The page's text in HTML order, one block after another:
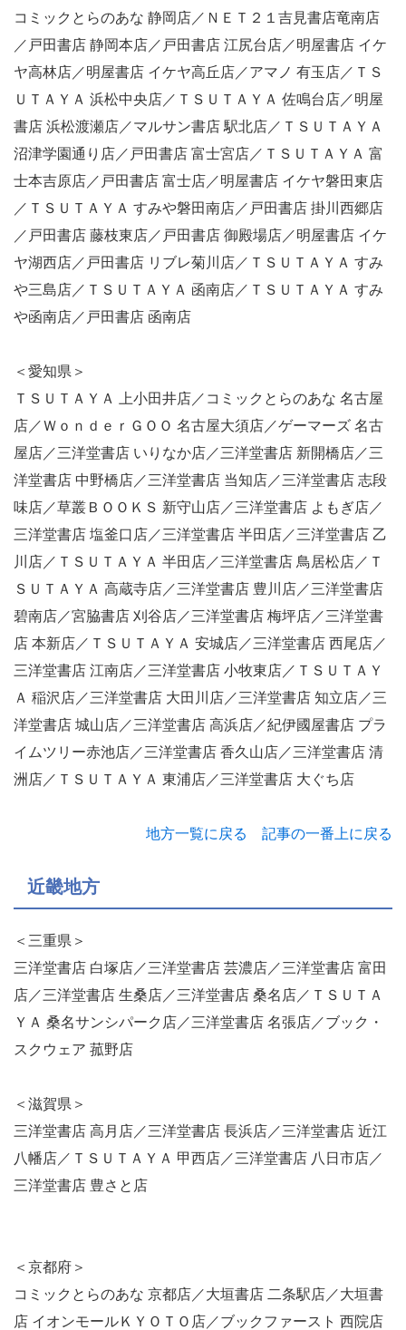
コミックとらのあな 静岡店／ＮＥＴ２１吉見書店竜南店
／戸田書店 静岡本店／戸田書店 江尻台店／明屋書店 イケ
ヤ高林店／明屋書店 イケヤ高丘店／アマノ 有玉店／ＴＳ
ＵＴＡＹＡ 浜松中央店／ＴＳＵＴＡＹＡ 佐鳴台店／明屋
書店 浜松渡瀬店／マルサン書店 駅北店／ＴＳＵＴＡＹＡ
沼津学園通り店／戸田書店 富士宮店／ＴＳＵＴＡＹＡ 富
士本吉原店／戸田書店 富士店／明屋書店 イケヤ磐田東店
／ＴＳＵＴＡＹＡ すみや磐田南店／戸田書店 掛川西郷店
／戸田書店 藤枝東店／戸田書店 御殿場店／明屋書店 イケ
ヤ湖西店／戸田書店 リブレ菊川店／ＴＳＵＴＡＹＡ すみ
や三島店／ＴＳＵＴＡＹＡ 函南店／ＴＳＵＴＡＹＡ すみ
や函南店／戸田書店 函南店
＜愛知県＞
ＴＳＵＴＡＹＡ 上小田井店／コミックとらのあな 名古屋
店／ＷｏｎｄｅｒＧＯＯ 名古屋大須店／ゲーマーズ 名古
屋店／三洋堂書店 いりなか店／三洋堂書店 新開橋店／三
洋堂書店 中野橋店／三洋堂書店 当知店／三洋堂書店 志段
味店／草叢ＢＯＯＫＳ 新守山店／三洋堂書店 よもぎ店／
三洋堂書店 塩釜口店／三洋堂書店 半田店／三洋堂書店 乙
川店／ＴＳＵＴＡＹＡ 半田店／三洋堂書店 鳥居松店／Ｔ
ＳＵＴＡＹＡ 高蔵寺店／三洋堂書店 豊川店／三洋堂書店
碧南店／宮脇書店 刈谷店／三洋堂書店 梅坪店／三洋堂書
店 本新店／ＴＳＵＴＡＹＡ 安城店／三洋堂書店 西尾店／
三洋堂書店 江南店／三洋堂書店 小牧東店／ＴＳＵＴＡＹ
Ａ 稲沢店／三洋堂書店 大田川店／三洋堂書店 知立店／三
洋堂書店 城山店／三洋堂書店 高浜店／紀伊國屋書店 プラ
イムツリー赤池店／三洋堂書店 香久山店／三洋堂書店 清
洲店／ＴＳＵＴＡＹＡ 東浦店／三洋堂書店 大ぐち店
地方一覧に戻る 記事の一番上に戻る
近畿地方
＜三重県＞
三洋堂書店 白塚店／三洋堂書店 芸濃店／三洋堂書店 富田
店／三洋堂書店 生桑店／三洋堂書店 桑名店／ＴＳＵＴＡ
ＹＡ 桑名サンシパーク店／三洋堂書店 名張店／ブック・
スクウェア 菰野店
＜滋賀県＞
三洋堂書店 高月店／三洋堂書店 長浜店／三洋堂書店 近江
八幡店／ＴＳＵＴＡＹＡ 甲西店／三洋堂書店 八日市店／
三洋堂書店 豊さと店
＜京都府＞
コミックとらのあな 京都店／大垣書店 二条駅店／大垣書
店 イオンモールＫＹＯＴＯ店／ブックファースト 西院店